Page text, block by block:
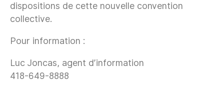
dispositions de cette nouvelle convention
collective.
Pour information :
Luc Joncas, agent d’information
418-649-8888